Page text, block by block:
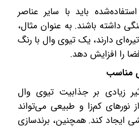
باید با سایر عناصر
داشته باشند. به عنوان مثال،
دارند، یک تیوی وال با رنگ
را افزایش دهد.
مناسب
زیادی بر جذابیت تیوی وال
نورهای کم‌زا و طبیعی می‌تواند
کند. همچنین، برندسازی